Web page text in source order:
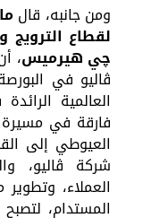
ومن جانبه، قال
لقطاع
چي هيرميس،
ڤاليو في
العالمية
فارقة في
العيوطي إلى
شركة ڤاليو،
العملاء،
المستدام،